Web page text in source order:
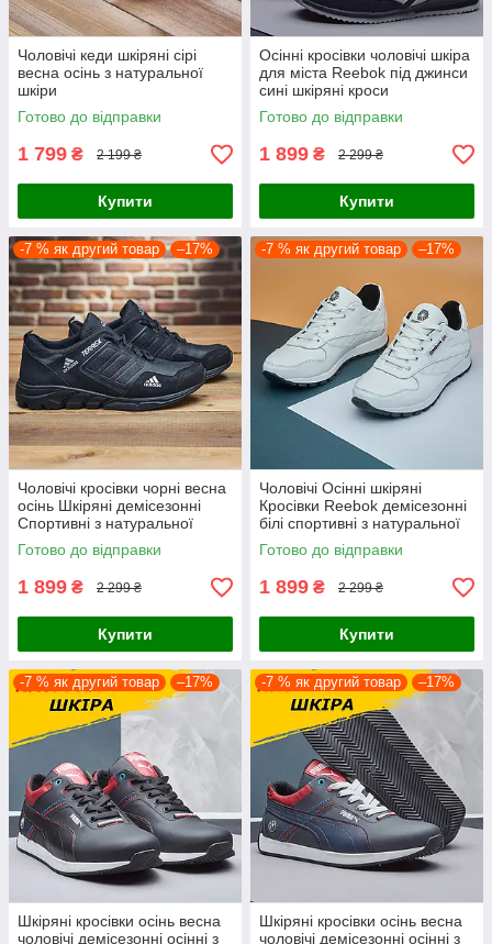
Чоловічі кеди шкіряні сірі
весна осінь з натуральної
шкіри
Готово до відправки
1 799 ₴ 2 199 ₴
Купити
Осінні кросівки чоловічі шкіра
для міста Reebok під джинси
сині шкіряні кроси
демісезонні весна
осінь повсякденні
Готово до відправки
1 899 ₴ 2 299 ₴
Купити
-7 % як другий товар –17%
Чоловічі кросівки чорні весна
осінь Шкіряні демісезонні
Спортивні з натуральної
шкіри
Готово до відправки
1 899 ₴ 2 299 ₴
Купити
-7 % як другий товар –17%
Чоловічі Осінні шкіряні
Кросівки Reebok демісезонні
білі спортивні з натуральної
шкіри
Готово до відправки
1 899 ₴ 2 299 ₴
Купити
-7 % як другий товар –17%
Шкіряні кросівки осінь весна
чоловічі демісезонні осінні з
-7 % як другий товар –17%
Шкіряні кросівки осінь весна
чоловічі демісезонні осінні з